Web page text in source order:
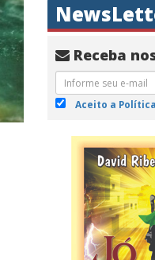
Receba
Aceito a